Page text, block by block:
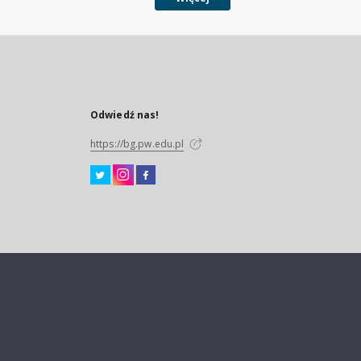
Odwiedź nas!
https://bg.pw.edu.pl